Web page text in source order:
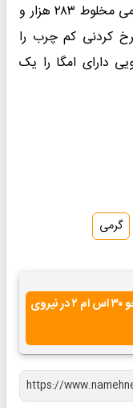
را ۲۸۱ هزار و ۹۰۰ تومان، هر بطری ۸۱۰ گرمی مخلوط ۲۸۳ هزار و
روغن ۸۱۰ گرمی سرخ کردنی کم چرب را
و ۹۴۰ تومان و هرحلب ۵ کیلویی دارای امگا را یک
گرمی
دوازده فروند جنگنده سوخو ۳۰ اس ام ۲ در نیروی